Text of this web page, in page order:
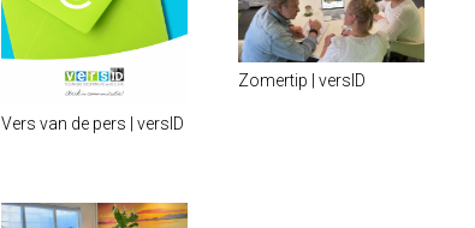
Vers van de pers | versID
Zomertip | versID